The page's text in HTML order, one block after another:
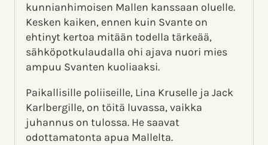
kunnianhimoisen Mallen kanssaan oluelle.
Kesken kaiken, ennen kuin Svante on
ehtinyt kertoa mitään todella tärkeää,
sähköpotkulaudalla ohi ajava nuori mies
ampuu Svanten kuoliaaksi.
Paikallisille poliiseille, Lina Kruselle ja Jack
Karlbergille, on töitä luvassa, vaikka
juhannus on tulossa. He saavat
odottamatonta apua Mallelta.